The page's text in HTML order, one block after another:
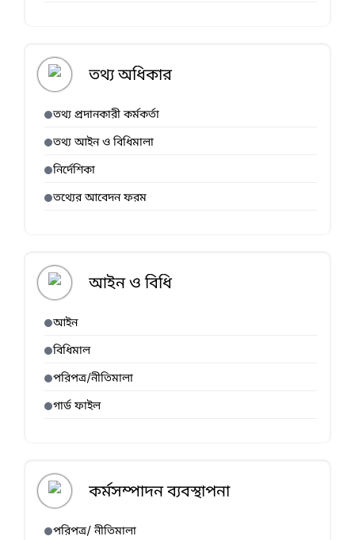
তথ্য অধিকার
তথ্য প্রদানকারী কর্মকর্তা
তথ্য আইন ও বিধিমালা
নির্দেশিকা
তথ্যের আবেদন ফরম
আইন ও বিধি
আইন
বিধিমাল
পরিপত্র/নীতিমালা
গার্ড ফাইল
কর্মসম্পাদন ব্যবস্থাপনা
পরিপত্র/ নীতিমালা